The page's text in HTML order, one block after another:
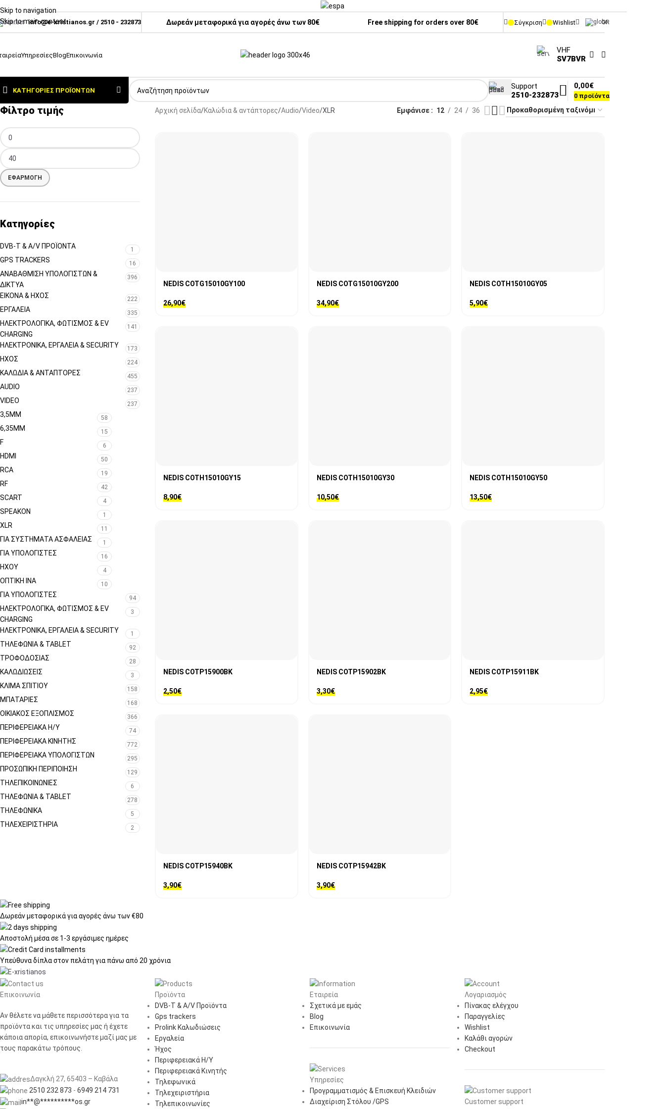
Skip to navigation
Skip to main content
info@e-xristianos.gr / 2510 - 232873 Δωρεάν μεταφορικά για αγορές άνω των 80€ Free shipping for orders over 80€ Σύγκριση Wishlist GR
ΥπηρεσίεςBlogΕπικοινωνία
VHF
SV7BVR
ΚΑΤΗΓΟΡΊΕΣ ΠΡΟΪΌΝΤΩΝ
Support
2510-232873
0 προϊόντα
0,00€
Φίλτρο τιμής
ΕΦΑΡΜΟΓΉ
Κατηγορίες
DVB-T & A/V ΠΡΟΪΌΝΤΑ 1
GPS TRACKERS 16
ΑΝΑΒΆΘΜΙΣΗ ΥΠΟΛΟΓΙΣΤΏΝ &
ΔΊΚΤΥΑ
396
ΕΙΚΌΝΑ & ΗΧΟΣ 222
ΕΡΓΑΛΕΊΑ 335
ΗΛΕΚΤΡΟΛΟΓΙΚΆ, ΦΩΤΙΣΜΌΣ & EV
CHARGING
141
ΗΛΕΚΤΡΟΝΙΚΆ, ΕΡΓΑΛΕΊΑ & SECURITY 173
ΉΧΟΣ 224
ΚΑΛΏΔΙΑ & ΑΝΤΆΠΤΟΡΕΣ 455
AUDIO 237
VIDEO 237
3,5MM 58
6,35MM 15
F 6
HDMI 50
RCA 19
RF 42
SCART 4
SPEAKON 1
XLR 11
ΓΙΑ ΣΥΣΤΉΜΑΤΑ ΑΣΦΑΛΕΊΑΣ 1
ΓΙΑ ΥΠΟΛΟΓΙΣΤΈΣ 16
ΉΧΟΥ 4
ΟΠΤΙΚΉ ΊΝΑ 10
ΓΙΑ ΥΠΟΛΟΓΙΣΤΈΣ 94
ΗΛΕΚΤΡΟΛΟΓΙΚΆ, ΦΩΤΙΣΜΌΣ & EV
CHARGING
3
ΗΛΕΚΤΡΟΝΙΚΆ, ΕΡΓΑΛΕΊΑ & SECURITY 1
ΤΗΛΕΦΩΝΊΑ & TABLET 92
ΤΡΟΦΟΔΟΣΊΑΣ 28
ΚΑΛΩΔΙΏΣΕΙΣ 3
ΚΛΊΜΑ ΣΠΙΤΙΟΎ 158
ΜΠΑΤΑΡΊΕΣ 168
ΟΙΚΙΑΚΌΣ ΕΞΟΠΛΙΣΜΌΣ 366
ΠΕΡΙΦΕΡΕΙΑΚΑ Η/Υ 74
ΠΕΡΙΦΕΡΕΙΑΚΑ ΚΙΝΗΤΗΣ 772
ΠΕΡΙΦΕΡΕΙΑΚΆ ΥΠΟΛΟΓΙΣΤΏΝ 295
ΠΡΟΣΩΠΙΚΉ ΠΕΡΙΠΟΊΗΣΗ 129
ΤΗΛΕΠΙΚΟΙΝΩΝΊΕΣ 6
ΤΗΛΕΦΩΝΊΑ & TABLET 278
ΤΗΛΕΦΩΝΙΚΑ 5
ΤΗΛΕΧΕΙΡΙΣΤΉΡΙΑ 2
Αρχική σελίδα Καλώδια & αντάπτορες Audio Video XLR Εμφάνισε 12 24 36
NEDIS COTG15010GY100
26,90€
NEDIS COTG15010GY200
34,90€
NEDIS COTH15010GY05
5,90€
NEDIS COTH15010GY15
8,90€
NEDIS COTH15010GY30
10,50€
NEDIS COTH15010GY50
13,50€
NEDIS COTP15900BK
2,50€
NEDIS COTP15902BK
3,30€
NEDIS COTP15911BK
2,95€
NEDIS COTP15940BK
3,90€
NEDIS COTP15942BK
3,90€
Δωρεάν μεταφορικάγια αγορές άνω των €80
Αποστολή μέσα σε 1-3 εργάσιμες ημέρες
Υπεύθυνα δίπλα στον πελάτη για πάνω από 20 χρόνια
Επικοινωνία
Αν θέλετε να μάθετε περισσότερα για τα
προϊόντα και τις υπηρεσίες μας ή έχετε
κάποια απορία, επικοινωνήστε μαζί μας με
τους παρακάτω τρόπους.
Δαγκλή 27, 65403 – Καβάλα
2510 232 873 - 6949 214 731
in**@**********os.gr
Προϊόντα
DVB-T & A/V Προϊόντα
Gps trackers
Prolink Καλωδιώσεις
Εργαλεία
Ήχος
Περιφερειακά Η/Υ
Περιφερειακά Κινητής
Τηλεφωνικά
Τηλεχειριστήρια
Τηλεπικοινωνίες
Εταιρεία
Σχετικά με εμάς
Blog
Επικοινωνία
Υπηρεσίες
Προγραμματισμός & Επισκευή Κλειδιών
Διαχείριση Στόλου /GPS
Λογαριασμός
Πίνακας ελέγχου
Παραγγελίες
Wishlist
Καλάθι αγορών
Checkout
Customer support